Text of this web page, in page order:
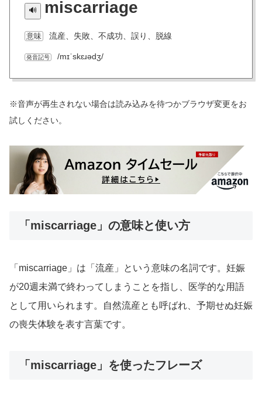
miscarriage
意味 流産、失敗、不成功、誤り、脱線
発音記号 /mɪˈskɛɹədʒ/
※音声が再生されない場合は読み込みを待つかブラウザ変更をお
試しください。
「miscarriage」の意味と使い方
「miscarriage」は「流産」という意味の名詞です。妊娠
が20週未満で終わってしまうことを指し、医学的な用語
として用いられます。自然流産とも呼ばれ、予期せぬ妊娠
の喪失体験を表す言葉です。
「miscarriage」を使ったフレーズ